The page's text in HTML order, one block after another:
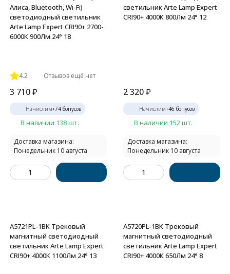
Алиса, Bluetooth, Wi-Fi)
светодиодный светильник
Arte Lamp Expert CRI90+ 2700-
6000К 900Лм 24° 18
4.2 Отзывов ещё нет
3 710₽
Начислим+74 бонусов
В наличии 138 шт.
Доставка магазина:
Понедельник 10 августа
светильник Arte Lamp Expert
CRI90+ 4000К 800Лм 24° 12
2 320₽
Начислим+46 бонусов
В наличии 152 шт.
Доставка магазина:
Понедельник 10 августа
A5721PL-1BK Трековый
магнитный светодиодный
светильник Arte Lamp Expert
CRI90+ 4000К 1100Лм 24° 13
A5720PL-1BK Трековый
магнитный светодиодный
светильник Arte Lamp Expert
CRI90+ 4000К 650Лм 24° 8